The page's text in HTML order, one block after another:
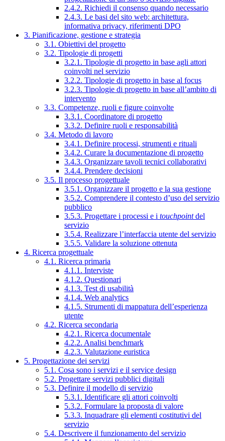
2.4.2. Richiedi il consenso quando necessario
2.4.3. Le basi del sito web: architettura,
informativa privacy, riferimenti DPO
3. Pianificazione, gestione e strategia
3.1. Obiettivi del progetto
3.2. Tipologie di progetti
3.2.1. Tipologie di progetto in base agli attori
coinvolti nel servizio
3.2.2. Tipologie di progetto in base al focus
3.2.3. Tipologie di progetto in base all’ambito di
intervento
3.3. Competenze, ruoli e figure coinvolte
3.3.1. Coordinatore di progetto
3.3.2. Definire ruoli e responsabilità
3.4. Metodo di lavoro
3.4.1. Definire processi, strumenti e rituali
3.4.2. Curare la documentazione di progetto
3.4.3. Organizzare tavoli tecnici collaborativi
3.4.4. Prendere decisioni
3.5. Il processo progettuale
3.5.1. Organizzare il progetto e la sua gestione
3.5.2. Comprendere il contesto d’uso del servizio
pubblico
3.5.3. Progettare i processi e i touchpointdel
servizio
3.5.4. Realizzare l’interfaccia utente del servizio
3.5.5. Validare la soluzione ottenuta
4. Ricerca progettuale
4.1. Ricerca primaria
4.1.1. Interviste
4.1.2. Questionari
4.1.3. Test di usabilità
4.1.4. Web analytics
4.1.5. Strumenti di mappatura dell’esperienza
utente
4.2. Ricerca secondaria
4.2.1. Ricerca documentale
4.2.2. Analisi benchmark
4.2.3. Valutazione euristica
5. Progettazione dei servizi
5.1. Cosa sono i servizi e il service design
5.2. Progettare servizi pubblici digitali
5.3. Definire il modello di servizio
5.3.1. Identificare gli attori coinvolti
5.3.2. Formulare la proposta di valore
5.3.3. Inquadrare gli elementi costitutivi del
servizio
5.4. Descrivere il funzionamento del servizio